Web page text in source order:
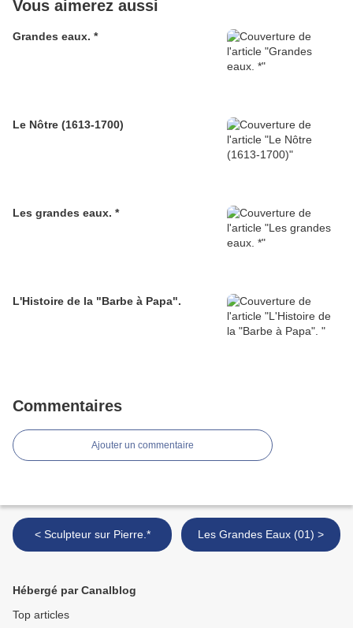
Vous aimerez aussi
Grandes eaux. *
Le Nôtre (1613-1700)
Les grandes eaux. *
L'Histoire de la "Barbe à Papa".
Commentaires
Ajouter un commentaire
< Sculpteur sur Pierre.* Les Grandes Eaux (01) >
Hébergé par Canalblog
Top articles